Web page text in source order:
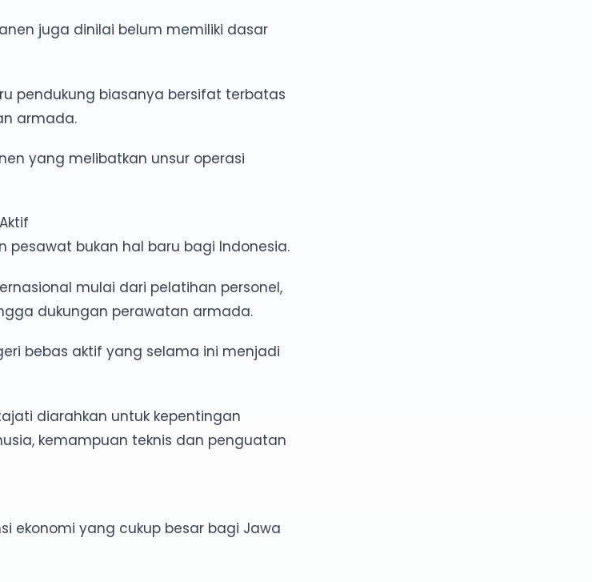
juga dinilai belum memiliki dasar
pendukung biasanya bersifat terbatas
armada.
yang melibatkan unsur operasi
bukan hal baru bagi Indonesia.
mulai dari pelatihan personel,
dukungan perawatan armada.
bebas aktif yang selama ini menjadi
diarahkan untuk kepentingan
kemampuan teknis dan penguatan
ekonomi yang cukup besar bagi Jawa